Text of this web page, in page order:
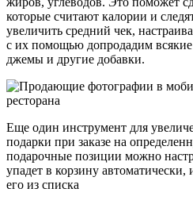
которые считают калории и
увеличить средний чек,
с их помощью допродадим
джемы и другие добавки.
Еще один инструмент для
подарки при заказе на
подарочные позиции можно
упадет в корзину
его из списка